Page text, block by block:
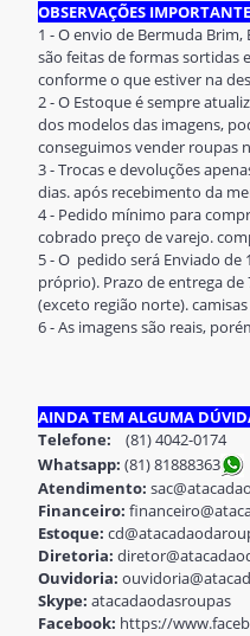
OBSERVAÇÕES
1 - O envio de Bermuda
são feitas de formas sortidas
conforme o que estiver na
2 - O Estoque é sempre
dos modelos das imagens,
conseguimos vender roupas
3 - Trocas e devoluções
dias. após recebimento da
4 - Pedido mínimo para
cobrado preço de varejo.
5 - O pedido será Enviado
próprio). Prazo de entrega de
(exceto região norte).
6 - As imagens são reais,
AINDA TEM ALGUMA
Telefone: (81) 4042-0174
Whatsapp: (81) 81888363
Atendimento:
Financeiro:
Estoque:
Diretoria:
Ouvidoria:
Skype: atacadaodasroupas
Facebook: https://